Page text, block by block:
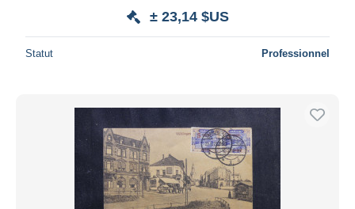
± 23,14 $US
Statut Professionnel